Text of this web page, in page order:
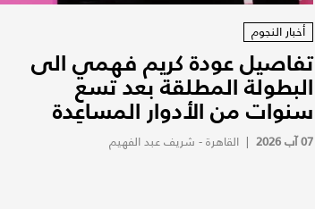
أخبار النجوم
تفاصيل عودة كريم فهمي الى
البطولة المطلقة بعد تسع
سنوات من الأدوار المساعِدة
07 آب 2026 | القاهرة - شريف عبد الفهيم